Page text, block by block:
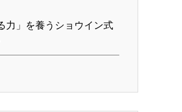
力」を養うショウイン式